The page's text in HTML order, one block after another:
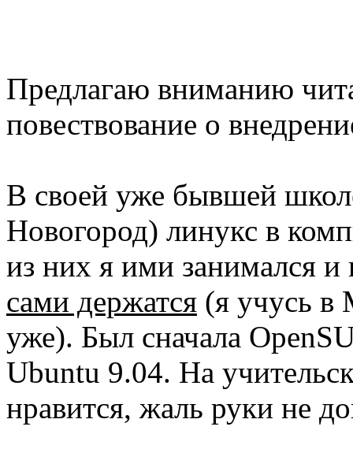
Предлагаю вниманию
повествование о
В своей уже бывшей
Новогород) линукс в
из них я ими занимался
сами держатся (я учусь в
уже). Был сначала
Ubuntu 9.04. На
нравится, жаль руки не